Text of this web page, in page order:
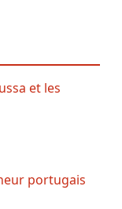
et les
portugais